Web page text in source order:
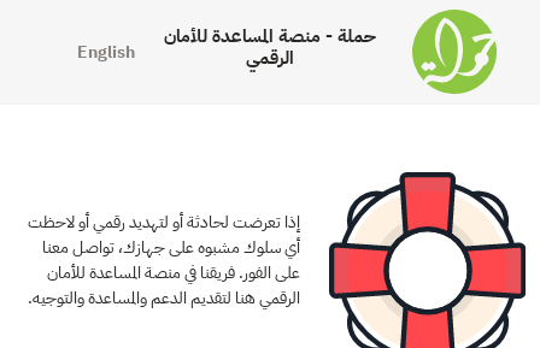
حملة - منصة المساعدة للأمان
الرقمي
English
إذا تعرضت لحادثة أو لتهديد رقمي أو لاحظت
أي سلوك مشبوه على جهازك، تواصل معنا
على الفور. فريقنا في منصة المساعدة للأمان
الرقمي هنا لتقديم الدعم والمساعدة والتوجيه.